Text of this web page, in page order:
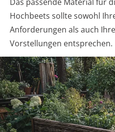
Hochbeets sollte sowohl
Anforderungen als auch
Vorstellungen entsprechen.